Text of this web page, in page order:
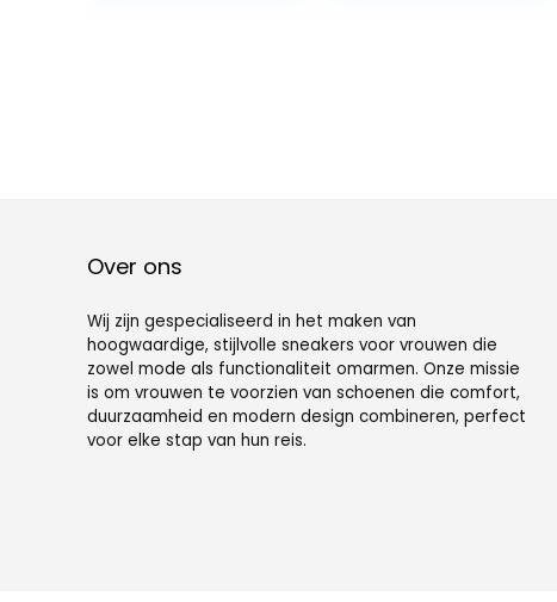
Over ons
Wij zijn gespecialiseerd in het maken van
hoogwaardige, stijlvolle sneakers voor vrouwen die
zowel mode als functionaliteit omarmen. Onze missie
is om vrouwen te voorzien van schoenen die comfort,
duurzaamheid en modern design combineren, perfect
voor elke stap van hun reis.